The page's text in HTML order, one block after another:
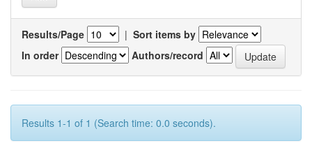
Results/Page | Sort items by
In order
Authors/record
Results 1-1 of 1 (Search time: 0.0 seconds).